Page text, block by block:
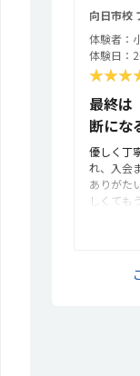
出てくる
す。自宅
小中学校
グモール
やモニタ
がらも集
す。単純
により、
良心的だ
る、プロ
定の教材
ないこ
ムもこ
中力や
子ども
向日市校
体験者：
体験日：
最終は
断にな
優しく丁
れ、入会
ありがた
しくても
が、子
ら教室
机椅子
たくさ
れるよ
ドゲー